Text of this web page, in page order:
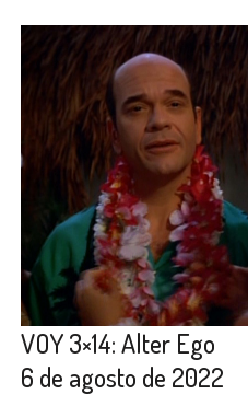
VOY 3×14: Alter Ego
6 de agosto de 2022